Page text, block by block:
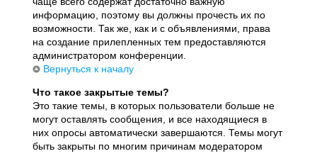
информацию, поэтому вы должны прочесть их по
возможности. Так же, как и с объявлениями, права
на создание прилепленных тем предоставляются
администратором конференции.
Вернуться к началу
Что такое закрытые темы?
Это такие темы, в которых пользователи больше не
могут оставлять сообщения, и все находящиеся в
них опросы автоматически завершаются. Темы могут
быть закрыты по многим причинам модератором